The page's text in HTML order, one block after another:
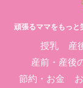
頑張るママをもっと
授乳 産
産前・産後
節約・お金